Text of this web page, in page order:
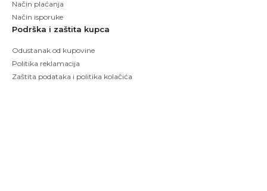
Način plaćanja
Način isporuke
Podrška i zaštita kupca
Odustanak od kupovine
Politika reklamacija
Zaštita podataka i politika kolačića